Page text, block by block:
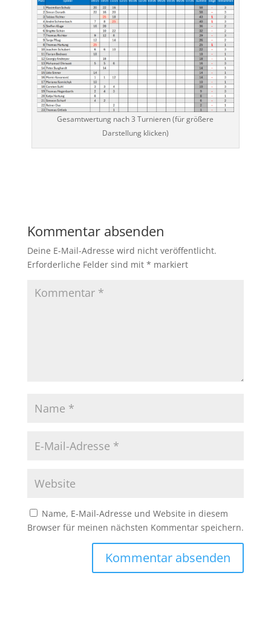
Gesamtwertung nach 3 Turnieren (für größere
Darstellung klicken)
Kommentar absenden
Deine E-Mail-Adresse wird nicht veröffentlicht.
Erforderliche Felder sind mit * markiert
Name, E-Mail-Adresse und Website in diesem
Browser für meinen nächsten Kommentar speichern.